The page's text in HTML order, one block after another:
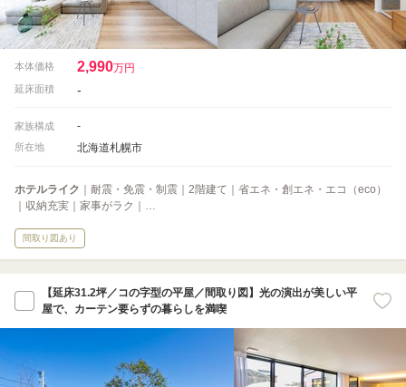
本体価格 2,990万円
延床面積 -
家族構成 -
所在地 北海道札幌市
ホテルライク ｜耐震・免震・制震｜2階建て｜省エネ・創エネ・エコ（eco）
｜収納充実｜家事がラク｜…
間取り図あり
【延床31.2坪／コの字型の平屋／間取り図】光の演出が美しい平
屋で、カーテン要らずの暮らしを満喫